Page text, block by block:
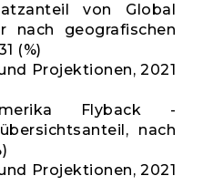
von Global
nach geografischen
(%)
Projektionen, 2021
Flyback -
nach
Projektionen, 2021